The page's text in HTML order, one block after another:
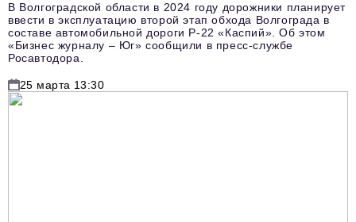
В Волгоградской области в 2024 году дорожники планирует
ввести в эксплуатацию второй этап обхода Волгограда в
составе автомобильной дороги Р-22 «Каспий». Об этом
«Бизнес журналу – Юг» сообщили в пресс-службе
Росавтодора.
25 марта 13:30